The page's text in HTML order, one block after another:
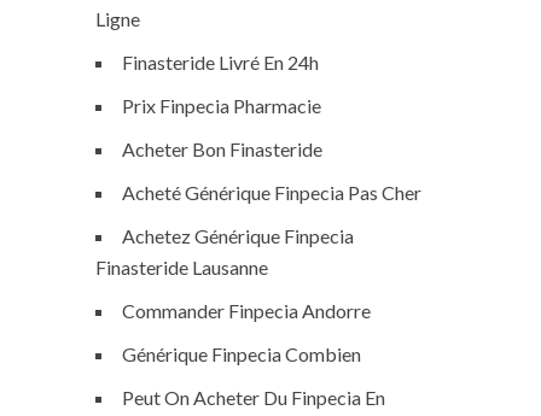
Ligne
Finasteride Livré En 24h
Prix Finpecia Pharmacie
Acheter Bon Finasteride
Acheté Générique Finpecia Pas Cher
Achetez Générique Finpecia
Finasteride Lausanne
Commander Finpecia Andorre
Générique Finpecia Combien
Peut On Acheter Du Finpecia En